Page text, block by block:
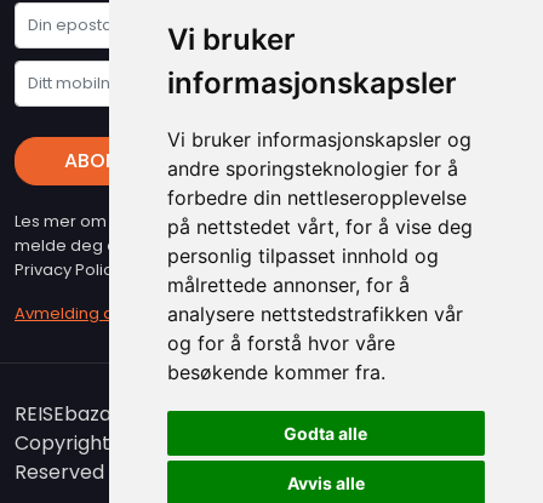
Vi bruker
informasjonskapsler
Vi bruker informasjonskapsler og
andre sporingsteknologier for å
forbedre din nettleseropplevelse
på nettstedet vårt, for å vise deg
personlig tilpasset innhold og
målrettede annonser, for å
analysere nettstedstrafikken vår
og for å forstå hvor våre
besøkende kommer fra.
Godta alle
Avvis alle
ABONNER
Les mer om vare "Privacy Policy" - Husk at du kan når som helst
melde deg av vart nyhetsbrev (beslyttet at reCAPTCHA, Google
Privacy Policy & Terms gjelder)
Avmelding av nyhetsbrev
REISEbazaar er medlem i Airticket Gruppen.
Copyright 2026. www.reisebazaar.no - All Rights
Reserved